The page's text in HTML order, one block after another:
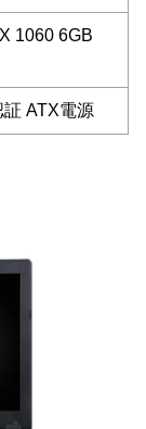
1060 6GB
ATX電源